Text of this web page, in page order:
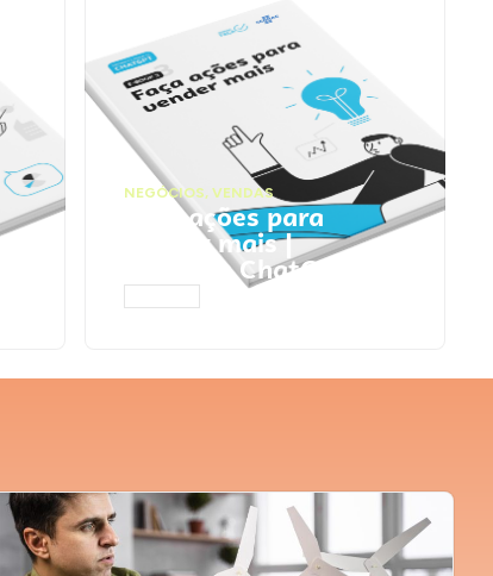
NEGÓCIOS, VENDAS
Faça ações para
vender mais |
Prompts ChatGPT